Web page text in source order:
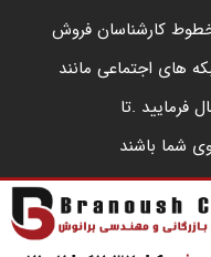
کارشناسان فروش
های اجتماعی مانند
۰۹۰۲۴۵۱۳۲۸۶ ارسال فرمایید .‌تا
شما باشند